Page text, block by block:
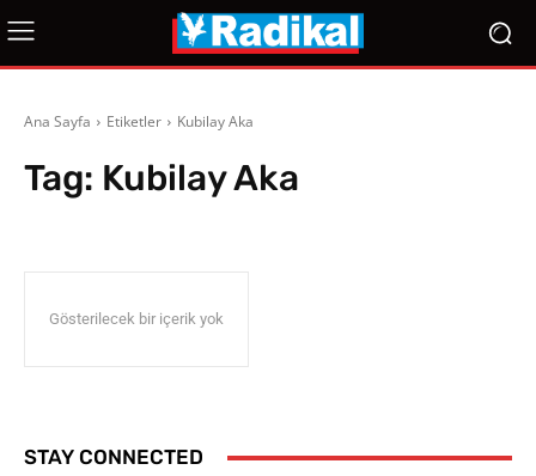
Ana Sayfa Etiketler Kubilay Aka
Tag: Kubilay Aka
Gösterilecek bir içerik yok
STAY CONNECTED